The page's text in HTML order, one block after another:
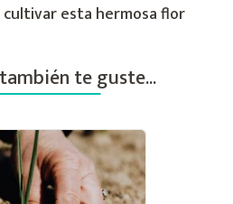
esta hermosa flor
te guste...